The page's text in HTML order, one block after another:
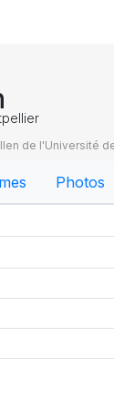
de l'Université
Photos